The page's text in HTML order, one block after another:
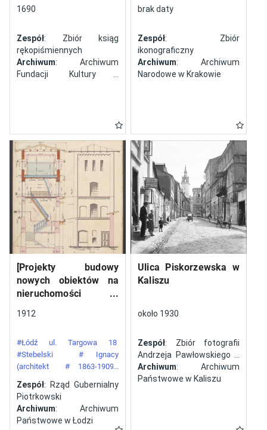
1690
Zespół: Zbiór ksiąg
rękopiśmiennych
Archiwum: Archiwum
Fundacji Kultury i
brak daty
Zespół: Zbiór
ikonograficzny
Archiwum: Archiwum
Narodowe w Krakowie
[Projekty budowy
nowych obiektów na
nieruchomości
numerem 34 przy ulicy
Łodzi]
1912
#Łódź ul. Targowa 18
#Stebelski
# Ignacy
(architekt
# 1863-1909)
Zespół: Rząd Gubernialny
Piotrkowski
Archiwum: Archiwum
Państwowe w Łodzi
Ulica Piskorzewska w
Kaliszu
około 1930
Zespół: Zbiór fotografii
Andrzeja Pawłowskiego z
Kalisza
Archiwum: Archiwum
Państwowe w Kaliszu